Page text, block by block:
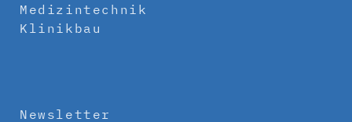
Medizintechnik
Klinikbau
Newsletter